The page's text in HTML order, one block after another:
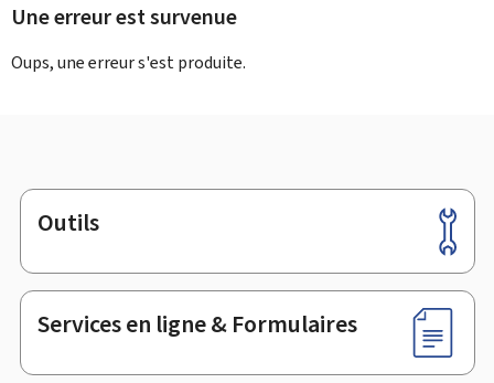
Une erreur est survenue
Oups, une erreur s'est produite.
Pied
de
page
Outils
Services en ligne & Formulaires